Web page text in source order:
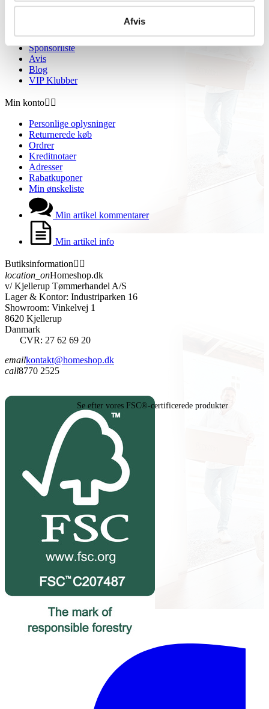
Afvis
Om os
Grill Event - Nordens Største
Showroom
Sponsorliste
Avis
Blog
VIP Klubber
Min konto 
Personlige oplysninger
Returnerede køb
Ordrer
Kreditnotaer
Adresser
Rabatkuponer
Min ønskeliste
Min artikel kommentarer
Min artikel info
Butiksinformation 
location_onHomeshop.dk
v/ Kjellerup Tømmerhandel A/S
Lager & Kontor: Industriparken 16
Showroom: Vinkelvej 1
8620 Kjellerup
Danmark
CVR: 27 62 69 20
emailkontakt@homeshop.dk
call8770 2525
Se efter vores FSC®-certificerede produkter